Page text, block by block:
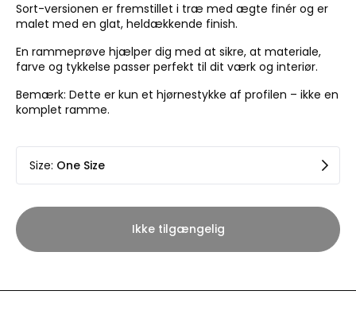
Sort-versionen er fremstillet i træ med ægte finér og er
malet med en glat, heldækkende finish.
En rammeprøve hjælper dig med at sikre, at materiale,
farve og tykkelse passer perfekt til dit værk og interiør.
Bemærk: Dette er kun et hjørnestykke af profilen – ikke en
komplet ramme.
Size: One Size
Ikke tilgængelig